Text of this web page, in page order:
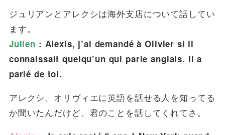
ジュリアンとアレクシは海外支店について話してい
ます。
Julien : Alexis, j’ai demandé à Olivier si il
connaissait quelqu’un qui parle anglais. Il a
parlé de toi.
アレクシ、オリヴィエに英語を話せる人を知ってる
か聞いたんだけど、君のことを話してくれてさ。